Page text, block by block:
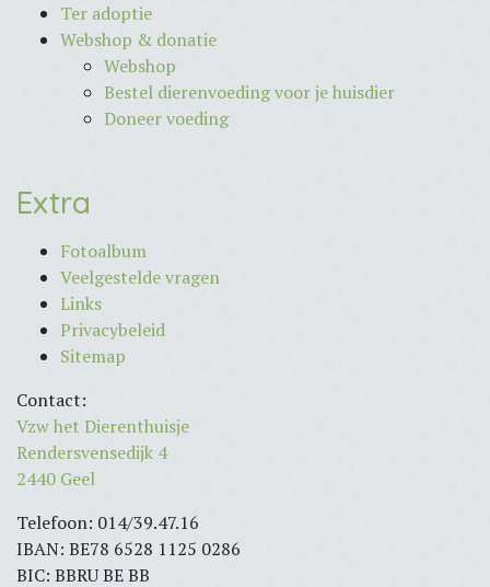
Ter adoptie
Webshop & donatie
Webshop
Bestel dierenvoeding voor je huisdier
Doneer voeding
Extra
Fotoalbum
Veelgestelde vragen
Links
Privacybeleid
Sitemap
Contact:
Vzw het Dierenthuisje
Rendersvensedijk 4
2440 Geel
Telefoon: 014/39.47.16
IBAN: BE78 6528 1125 0286
BIC: BBRU BE BB